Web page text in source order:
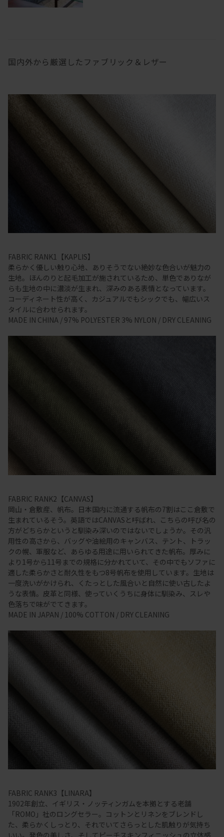
国内外から厳選したファブリック＆レザー
FABRIC RANK1【KAPLIS】
柔らかく優しい触り心地、ありそうでない絶妙な色合いが魅力の
生地。ほんのりと起毛加工が施されているため、単色でありなが
らも生地の中に濃淡が生まれ、深みのある表情となっています。
コーディネート性が高く、カジュアルでもシックでも、幅広いス
タイルに合わせられます。
MADE IN CHINA / 97% POLYESTER 3% NYLON / DRY CLEANING
FABRIC RANK2【CANVAS】
岡山・倉敷産、帆布。日本国内に流通する帆布の7割はここ倉敷で
生まれているそう。英語ではCANVASと呼ばれ、こちらの呼び名の
方がどちらかというと馴染み深いのではないでしょうか。その汎
用性の高さから、バッグや油絵用のキャンバス、テント、トラッ
クの幌、軍服など、あらゆる用途に用いられてきた帆布。厚みに
より1号から11号までの規格に分かれていて、その中でもソファに
適した柔らかさと耐久性をもつ8号帆布を使用しています。生地は
一度洗いがかけられ、くたっとした風合いと自然に使い古したよ
うな表情。皮革と同様、使っていくうちに身体に馴染み、スレや
色落ちで味がでてきます。
MADE IN JAPAN / 100% COTTON / DRY CLEANING
FABRIC RANK3【LINARA】
1902年創立、イギリス・ノッティンガムを本拠とする老舗
「ROMO」社のロングセラー。コットンとリネンをブレンドし
た、柔らかくしっとり、それでいてさらっとした肌触りが気持ち